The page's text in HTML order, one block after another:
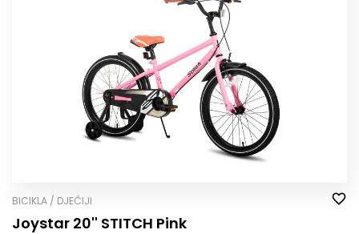
BICIKLA / DJEČIJI
Joystar 20'' STITCH Pink